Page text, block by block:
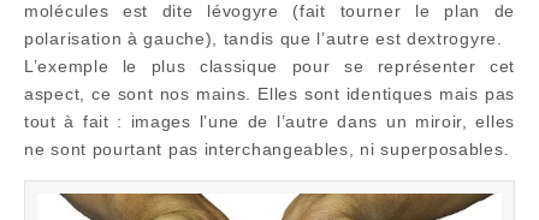
molécules est dite lévogyre (fait tourner le plan de
polarisation à gauche), tandis que l’autre est dextrogyre.
L’exemple le plus classique pour se représenter cet
aspect, ce sont nos mains. Elles sont identiques mais pas
tout à fait : images l’une de l’autre dans un miroir, elles
ne sont pourtant pas interchangeables, ni superposables.